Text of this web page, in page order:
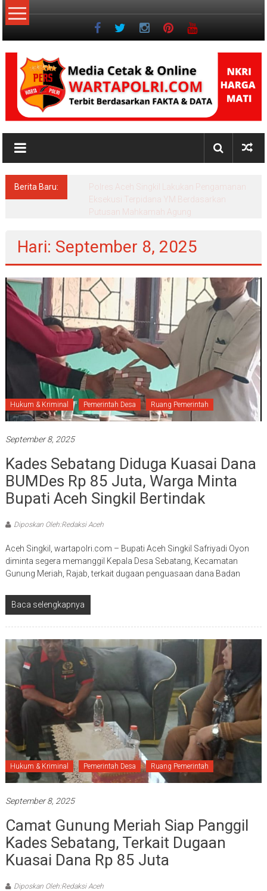
Lompat
ke
NKRI
Jurnalisme
Berita Baru:
Pascasarjana UINSU Hadirkan Dr. Andika,
Alumni Inspiratif sebagai Pemateri Teras
Literasi
Hari: September 8, 2025
Hukum & Kriminal Pemerintah Desa Ruang Pemerintah
September 8, 2025
Kades Sebatang Diduga Kuasai Dana
BUMDes Rp 85 Juta, Warga Minta
Bupati Aceh Singkil Bertindak
Diposkan Oleh:Redaksi Aceh
Aceh Singkil, wartapolri.com – Bupati Aceh Singkil Safriyadi Oyon
diminta segera memanggil Kepala Desa Sebatang, Kecamatan
Gunung Meriah, Rajab, terkait dugaan penguasaan dana Badan
Baca selengkapnya
Hukum & Kriminal Pemerintah Desa Ruang Pemerintah
September 8, 2025
Camat Gunung Meriah Siap Panggil
Kades Sebatang, Terkait Dugaan
Kuasai Dana Rp 85 Juta
Diposkan Oleh:Redaksi Aceh